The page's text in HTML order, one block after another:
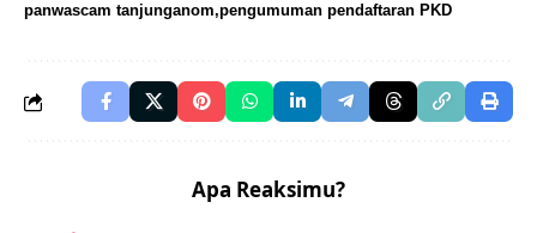
panwascam tanjunganom pengumuman pendaftaran PKD
Apa Reaksimu?